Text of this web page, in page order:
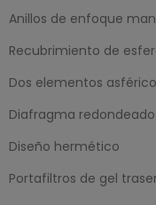
Anillos de enfoque
Recubrimiento de
Dos elementos
Diafragma redondeado
Diseño hermético
Portafiltros de gel